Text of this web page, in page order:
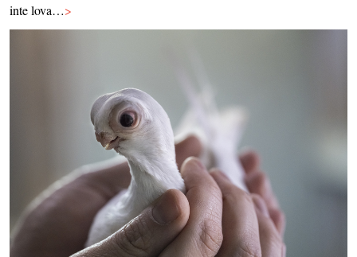
inte lova…>